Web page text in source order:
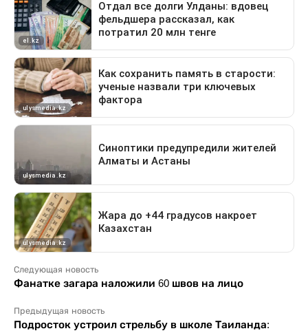
Следующая новость
Фанатке загара наложили 60 швов на лицо
Предыдущая новость
Подросток устроил стрельбу в школе Таиланда: